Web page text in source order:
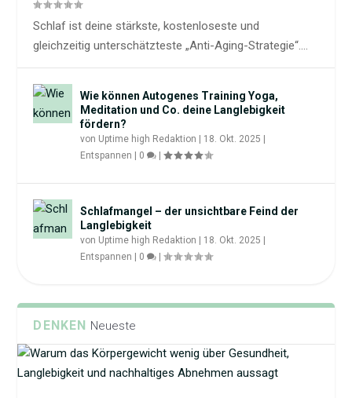
Schlaf ist deine stärkste, kostenloseste und
gleichzeitig unterschätzteste „Anti-Aging-Strategie“....
Wie können Autogenes Training Yoga,
Meditation und Co. deine Langlebigkeit
fördern?
von Uptime high Redaktion 18. Okt. 2025
Entspannen
0 |
Schlafmangel – der unsichtbare Feind der
Langlebigkeit
von Uptime high Redaktion 18. Okt. 2025
Entspannen
0 |
DENKEN Neueste